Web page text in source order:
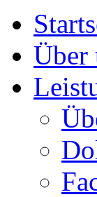
Über